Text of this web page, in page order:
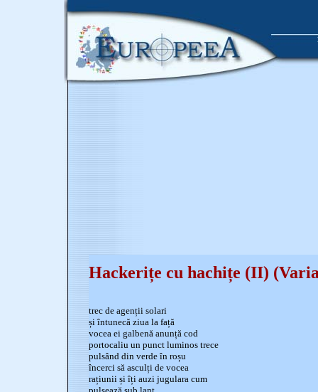
Hackerițe cu hachițe (II)
trec de agenții solari
și întunecă ziua la față
vocea ei galbenă anunță cod
portocaliu un punct luminos trece
pulsând din verde în roșu
încerci să asculți de vocea
rațiunii și îți auzi jugulara cum